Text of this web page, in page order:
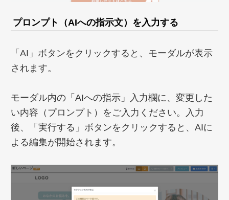
プロンプト（AIへの指示文）を入力する
「AI」ボタンをクリックすると、モーダルが表示
されます。
モーダル内の「AIへの指示」入力欄に、変更した
い内容（プロンプト）をご入力ください。入力
後、「実行する」ボタンをクリックすると、AIに
よる編集が開始されます。